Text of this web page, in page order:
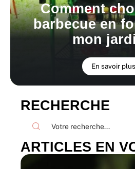
Comment
barbecue en
mon
En savoir plus
RECHERCHE
ARTICLES EN